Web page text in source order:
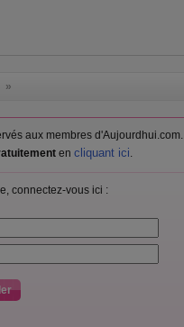
»
aux membres d'Aujourdhui.com.
en cliquant ici.
connectez-vous ici :